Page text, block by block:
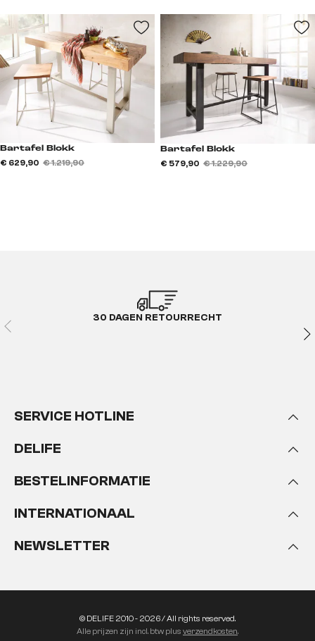
Bartafel Blokk
€ 629,90 € 1.219,90
Bartafel Blokk
€ 579,90 € 1.229,90
30 DAGEN RETOURRECHT
SERVICE HOTLINE
DELIFE
BESTELINFORMATIE
INTERNATIONAAL
NEWSLETTER
© DELIFE 2010 - 2026 / All rights reserved.
Alle prijzen zijn incl. btw plus verzendkosten.